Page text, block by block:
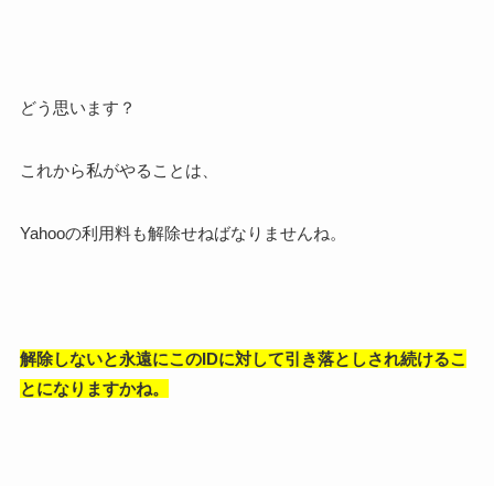
どう思います？
これから私がやることは、
Yahooの利用料も解除せねばなりませんね。
解除しないと永遠にこのIDに対して引き落としされ続けるこ
とになりますかね。